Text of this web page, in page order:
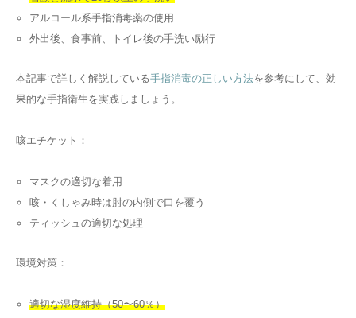
アルコール系手指消毒薬の使用
外出後、食事前、トイレ後の手洗い励行
本記事で詳しく解説している手指消毒の正しい方法を参考にして、効
果的な手指衛生を実践しましょう。
咳エチケット：
マスクの適切な着用
咳・くしゃみ時は肘の内側で口を覆う
ティッシュの適切な処理
環境対策：
適切な湿度維持（50〜60％）